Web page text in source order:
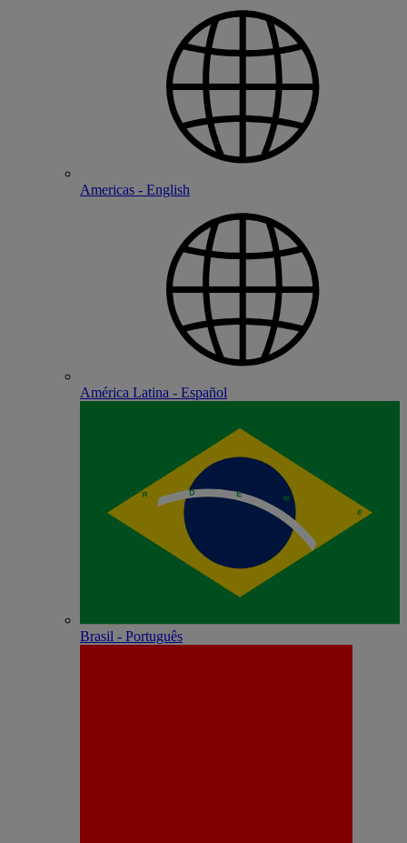
Americas - English
América Latina - Español
Brasil - Português